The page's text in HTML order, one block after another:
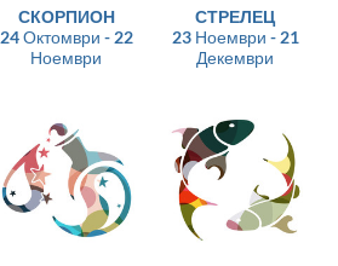
СКОРПИОН
24 Октомври - 22
Ноември
СТРЕЛЕЦ
23 Ноември - 21
Декември